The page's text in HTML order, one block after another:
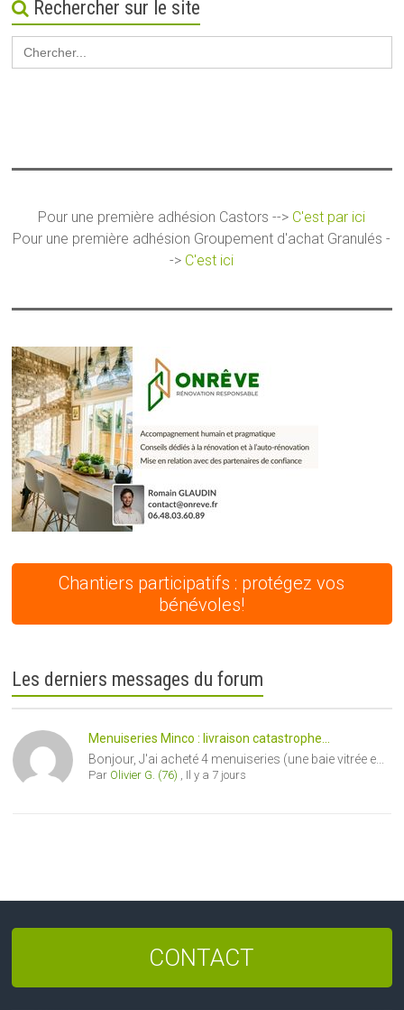
Rechercher sur le site
Search
for:
Pour une première adhésion Castors --> C'est par ici
Pour une première adhésion Groupement d'achat Granulés -
-> C'est ici
Chantiers participatifs : protégez vos
bénévoles!
Les derniers messages du forum
Menuiseries Minco : livraison catastrophe...
Bonjour, J'ai acheté 4 menuiseries (une baie vitrée e...
Par Olivier G. (76) Il y a 7 jours
CONTACT